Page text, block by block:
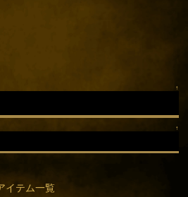
↑
↑
イテム一覧